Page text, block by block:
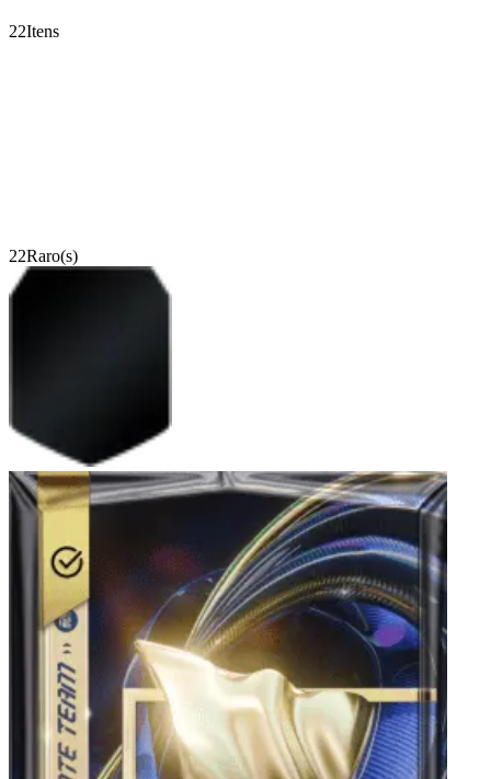
22Itens
22Raro(s)